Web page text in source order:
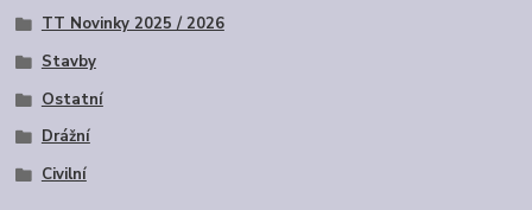
TT Novinky 2025 / 2026
Stavby
Ostatní
Drážní
Civilní